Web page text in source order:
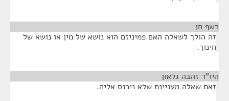
רשף חן
זה הולך לשאלה האם פמיניזם הוא נושא של מין או נושא של
חינוך.
היו"ר זהבה גלאון
זאת שאלה מעניינת שלא ניכנס אליה.